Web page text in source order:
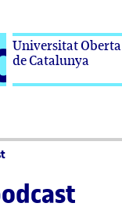
Universitat Oberta
de Catalunya